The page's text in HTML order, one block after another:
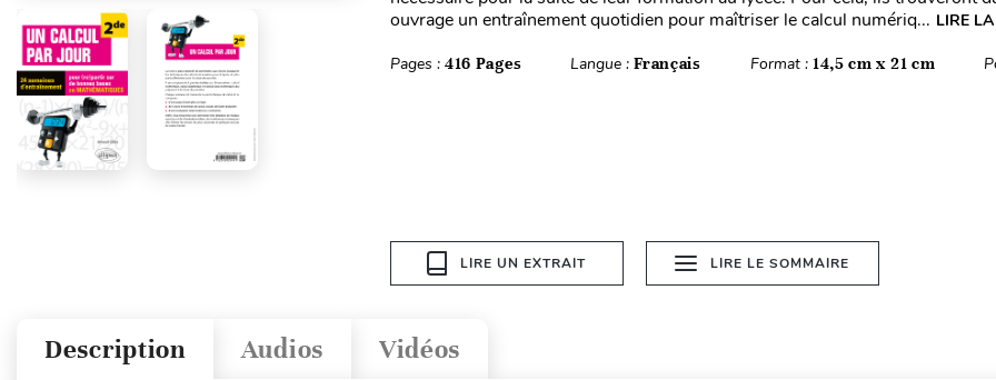
ouvrage un entraînement quotidien pour maîtriser le calcul numériq... LIRE
Pages : 416 Pages Langue :Français Format : 14,5 cm x 21 cm
LIRE UN EXTRAIT LIRE LE SOMMAIRE
Vidéos
Audios
Description